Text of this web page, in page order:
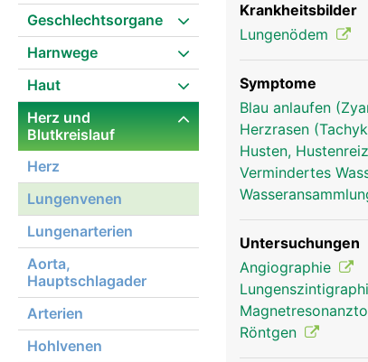
Geschlechtsorgane
Harnwege
Haut
Herz und
Blutkreislauf
Herz
Lungenvenen
Lungenarterien
Aorta,
Hauptschlagader
Arterien
Hohlvenen
lungenvenen frau
Krankheitsbilder
Lungenödem
Symptome
Blau anlaufen
Herzrasen
Husten,
Vermindertes
Untersuchungen
Angiographie
Röntgen